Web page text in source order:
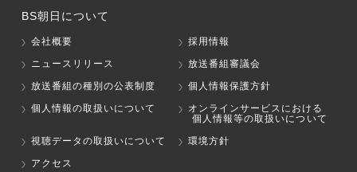
BS朝日について
会社概要
採用情報
ニュースリリース
放送番組審議会
放送番組の種別の公表制度
個人情報保護方針
個人情報の取扱いについて
オンラインサービスにおける
個人情報等の取扱いについて
視聴データの取扱いについて
環境方針
アクセス